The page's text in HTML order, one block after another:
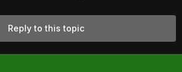
Reply to this topic